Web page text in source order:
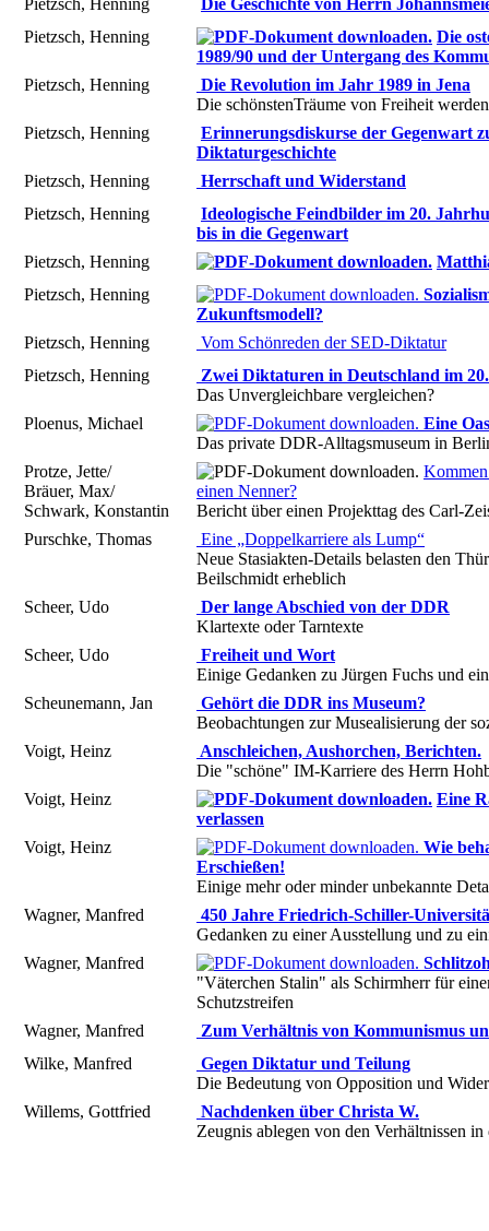
Pietzsch, Henning
Die
1989/90 und der Untergang des
Pietzsch, Henning
Die Revolution im Jahr 1989 in Jena
Die schönstenTräume von Freiheit
Pietzsch, Henning
Erinnerungsdiskurse der Gegenwart
Diktaturgeschichte
Pietzsch, Henning
Herrschaft und Widerstand
Pietzsch, Henning
Ideologische Feindbilder im 20.
bis in die Gegenwart
Pietzsch, Henning
Pietzsch, Henning
Zukunftsmodell?
Pietzsch, Henning
Vom Schönreden der SED-Diktatur
Pietzsch, Henning
Zwei Diktaturen in Deutschland im
Das Unvergleichbare vergleichen?
Ploenus, Michael
Eine
Das private DDR-Alltagsmuseum in
Protze, Jette/
Bräuer, Max/
Schwark, Konstantin
einen Nenner?
Bericht über einen Projekttag des Carl-
Purschke, Thomas
Eine „Doppelkarriere als Lump“
Neue Stasiakten-Details belasten den
Beilschmidt erheblich
Scheer, Udo
Der lange Abschied von der DDR
Klartexte oder Tarntexte
Scheer, Udo
Freiheit und Wort
Einige Gedanken zu Jürgen Fuchs und
Scheunemann, Jan
Gehört die DDR ins Museum?
Beobachtungen zur Musealisierung der
Voigt, Heinz
Anschleichen, Aushorchen, Berichten.
Die "schöne" IM-Karriere des Herrn
Voigt, Heinz
Eine
verlassen
Voigt, Heinz
Wie
Erschießen!
Einige mehr oder minder unbekannte
Wagner, Manfred
450 Jahre Friedrich-Schiller-
Gedanken zu einer Ausstellung und zu
Wagner, Manfred
"Väterchen Stalin" als Schirmherr für
Schutzstreifen
Wagner, Manfred
Zum Verhältnis von Kommunismus
Wilke, Manfred
Gegen Diktatur und Teilung
Die Bedeutung von Opposition und
Willems, Gottfried
Nachdenken über Christa W.
Zeugnis ablegen von den Verhältnissen